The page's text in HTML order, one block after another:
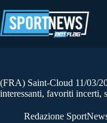
al
contenuto
(FRA) Saint-Cloud 11/03/
interessanti, favoriti incerti,
Redazione